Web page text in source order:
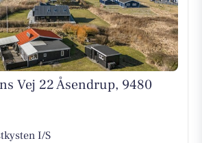
Vej 22 Åsendrup, 9480
I/S